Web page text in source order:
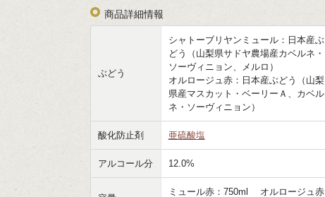
商品詳細情報
ぶどう
シャトーブリヤンミュール：日本産ぶ
どう（山梨県サドヤ農場産カベルネ・
ソーヴィニョン、メルロ）
オルロージュ赤：日本産ぶどう（山梨
県産マスカット・ベーリーＡ、カベル
ネ・ソーヴィニョン）
酸化防止剤 亜硫酸塩
アルコール分 12.0%
ミュール赤：750ml オルロージュ赤